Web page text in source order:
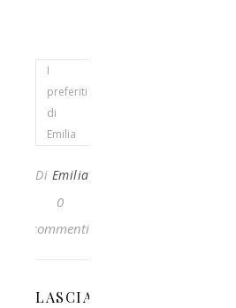
I
preferiti
di
Emilia
Di Emilia
0
commenti
LASCIA